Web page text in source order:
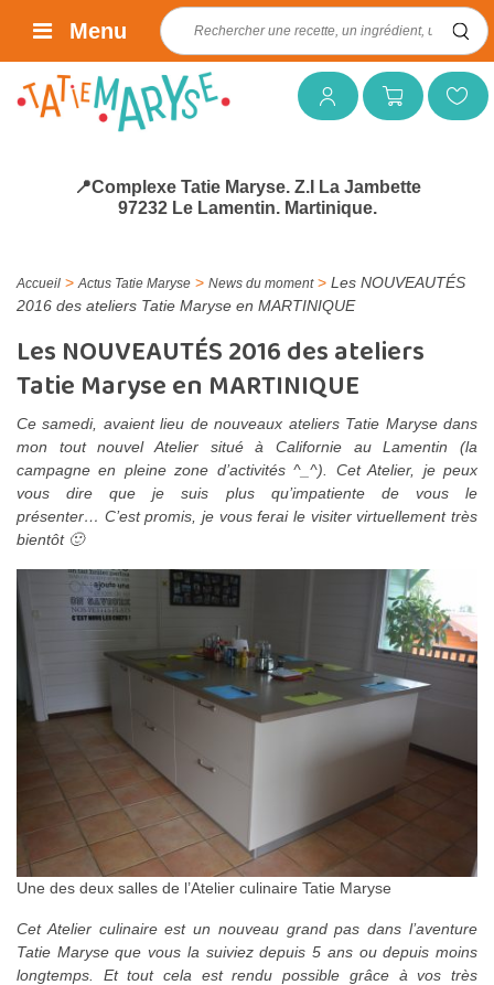
Mon compteMon panierMes favoris
Rechercher :
Menu
📍Complexe Tatie Maryse. Z.I La Jambette
97232 Le Lamentin. Martinique.
Accueil > Actus Tatie Maryse > News du moment> Les NOUVEAUTÉS
2016 des ateliers Tatie Maryse en MARTINIQUE
Les NOUVEAUTÉS 2016 des ateliers
Tatie Maryse en MARTINIQUE
Ce samedi, avaient lieu de nouveaux ateliers Tatie Maryse dans
mon tout nouvel Atelier situé à Californie au Lamentin (la
campagne en pleine zone d’activités ^_^). Cet Atelier, je peux
vous dire que je suis plus qu’impatiente de vous le
présenter… C’est promis, je vous ferai le visiter virtuellement très
bientôt 🙂
Une des deux salles de l’Atelier culinaire Tatie Maryse
Cet Atelier culinaire est un nouveau grand pas dans l’aventure
Tatie Maryse que vous la suiviez depuis 5 ans ou depuis moins
longtemps. Et tout cela est rendu possible grâce à vos très